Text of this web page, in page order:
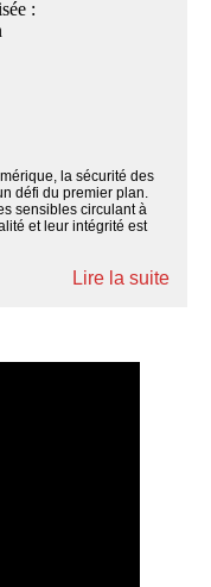
la sécurité des
défi du premier plan.
sensibles circulant à
et leur intégrité est
Lire la suite